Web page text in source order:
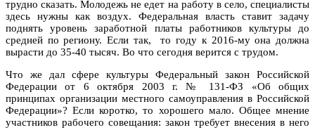
трудно сказать. Молодежь не едет на работу в село, специалисты
здесь нужны как воздух. Федеральная власть ставит задачу
поднять уровень заработной платы работников культуры до
средней по региону. Если так, то году к 2016-му она должна
вырасти до 35-40 тысяч. Во что сегодня верится с трудом.
Что же дал сфере культуры Федеральный закон Российской
Федерации от 6 октября 2003 г. № 131-ФЗ «Об общих
принципах организации местного самоуправления в Российской
Федерации»? Если коротко, то хорошего мало. Общее мнение
участников рабочего совещания: закон требует внесения в него